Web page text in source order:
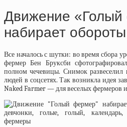
Движение
набирает обороты
Все началось с шутки: во время сбора
фермер Бен Бруксби
полном чечевицы. Снимок
людей в соцсетях. Так возникла идея
Naked Farmer — для веселых фермеров